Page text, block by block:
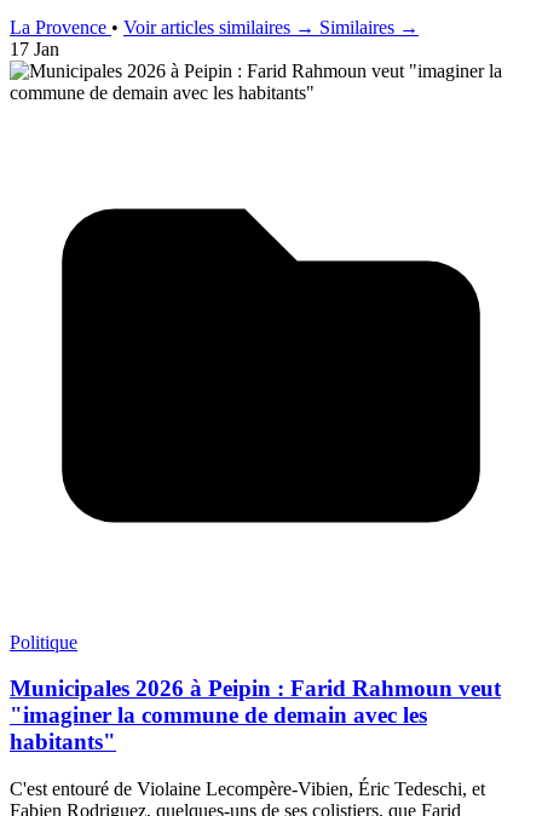
La Provence • Voir articles similaires → Similaires →
17 Jan
Politique
Municipales 2026 à Peipin : Farid Rahmoun veut
"imaginer la commune de demain avec les
habitants"
C'est entouré de Violaine Lecompère-Vibien, Éric Tedeschi, et
Fabien Rodriguez, quelques-uns de ses colistiers, que Farid